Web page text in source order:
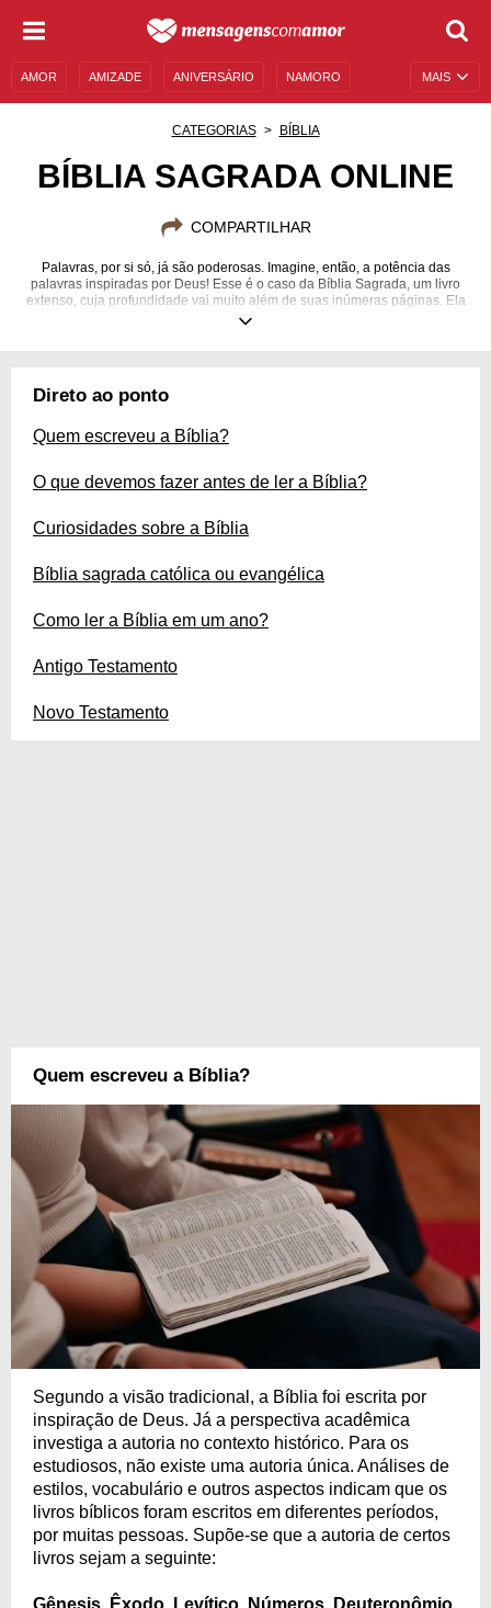
MAIS
AMOR AMIZADE ANIVERSÁRIO NAMORO
UNIVERSO FEMININO
CATEGORIAS BÍBLIA
BÍBLIA SAGRADA ONLINE
COMPARTILHAR
Palavras, por si só, já são poderosas. Imagine, então, a potência das
palavras inspiradas por Deus! Esse é o caso da Bíblia Sagrada, um livro
extenso, cuja profundidade vai muito além de suas inúmeras páginas. Ela
carrega divinos conselhos acerca de todos os âmbitos da vida, desde os
navegar por elas aqui mesmo, em nosso site. Confira todo o conteúdo
Direto ao ponto
Quem escreveu a Bíblia?
O que devemos fazer antes de ler a Bíblia?
Curiosidades sobre a Bíblia
Bíblia sagrada católica ou evangélica
Como ler a Bíblia em um ano?
Antigo Testamento
Novo Testamento
Quem escreveu a Bíblia?
Segundo a visão tradicional, a Bíblia foi escrita por
inspiração de Deus. Já a perspectiva acadêmica
investiga a autoria no contexto histórico. Para os
estudiosos, não existe uma autoria única. Análises de
estilos, vocabulário e outros aspectos indicam que os
livros bíblicos foram escritos em diferentes períodos,
por muitas pessoas. Supõe-se que a autoria de certos
livros sejam a seguinte:
Gênesis, Êxodo, Levítico, Números, Deuteronômio